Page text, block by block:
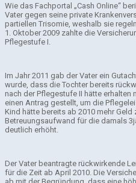
Wie das Fachportal „Cash Online“
Vater gegen seine private
partiellen Trisomie, weshalb sie
1. Oktober 2009 zahlte die
Pflegestufe I.
Im Jahr 2011 gab der Vater ein
wurde, dass die Tochter bereits
nach der Pflegestufe II hätte erhalten
einen Antrag gestellt, um die
Kind hätte bereits ab 2010 mehr
Betreuungsaufwand für die damals
deutlich erhöht.
Der Vater beantragte rückwirkende
für die Zeit ab April 2010. Die